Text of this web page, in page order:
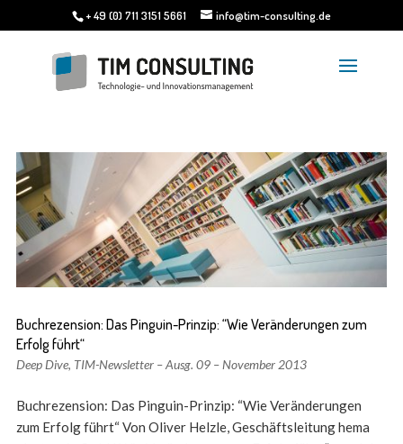
+ 49 (0) 711 3151 5661 info@tim-consulting.de
Buchrezension: Das Pinguin-Prinzip: “Wie Veränderungen zum
Erfolg führt“
Deep Dive, TIM-Newsletter – Ausg. 09 – November 2013
Buchrezension: Das Pinguin-Prinzip: “Wie Veränderungen
zum Erfolg führt“ Von Oliver Helzle, Geschäftsleitung hema